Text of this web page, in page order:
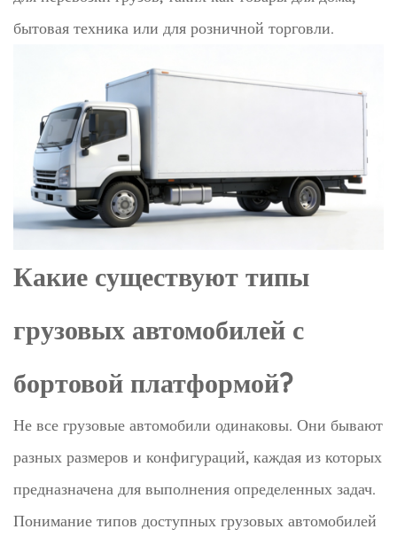
бытовая техника или для розничной торговли.
Какие существуют типы
грузовых автомобилей с
бортовой платформой?
Не все грузовые автомобили одинаковы. Они бывают
разных размеров и конфигураций, каждая из которых
предназначена для выполнения определенных задач.
Понимание типов доступных грузовых автомобилей